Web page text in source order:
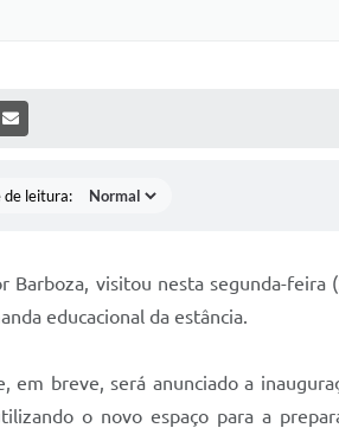
MÍDIAS
de leitura:
visitou nesta segunda-
educacional da estância.
em breve, será anunciado a
o novo espaço para a